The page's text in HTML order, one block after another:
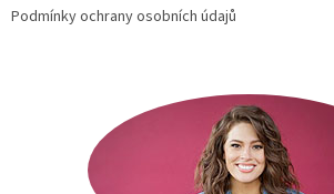
Podmínky ochrany osobních údajů